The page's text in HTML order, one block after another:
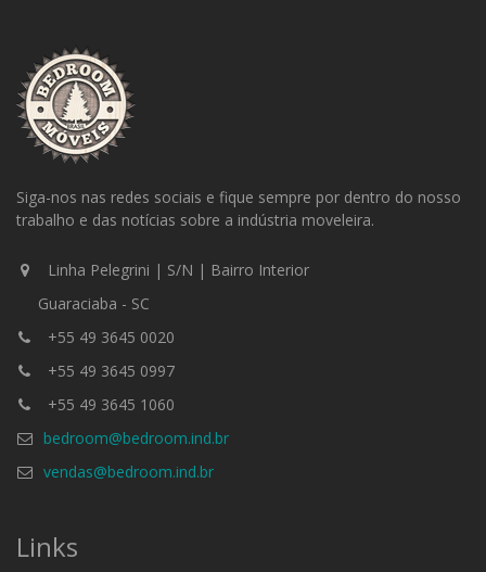
Siga-nos nas redes sociais e fique sempre por dentro do nosso
trabalho e das notícias sobre a indústria moveleira.
Linha Pelegrini | S/N | Bairro Interior
Guaraciaba - SC
+55 49 3645 0020
+55 49 3645 0997
+55 49 3645 1060
bedroom@bedroom.ind.br
vendas@bedroom.ind.br
Links